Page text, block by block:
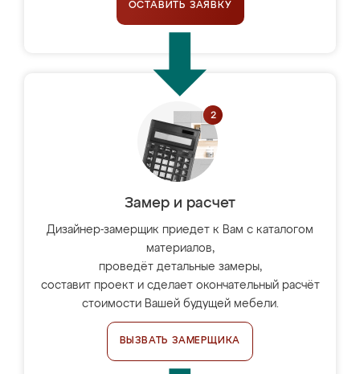
ОСТАВИТЬ ЗАЯВКУ
Замер и расчет
Дизайнер-замерщик приедет к Вам с каталогом
материалов,
проведёт детальные замеры,
составит проект и сделает окончательный расчёт
стоимости Вашей будущей мебели.
ВЫЗВАТЬ ЗАМЕРЩИКА